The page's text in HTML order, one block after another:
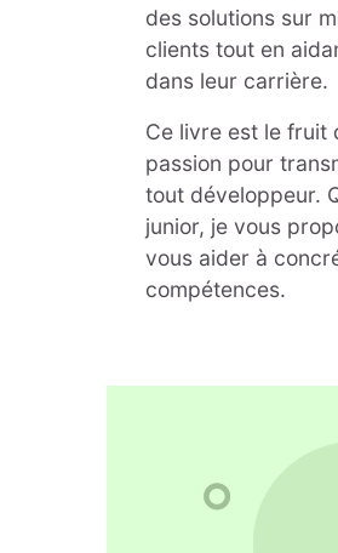
des solutions sur
clients tout en
dans leur carrière.
Ce livre est le fruit
passion pour
tout développeur.
junior, je vous
vous aider à
compétences.